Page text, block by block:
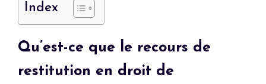
Index
Qu’est-ce que le recours de
restitution en droit de